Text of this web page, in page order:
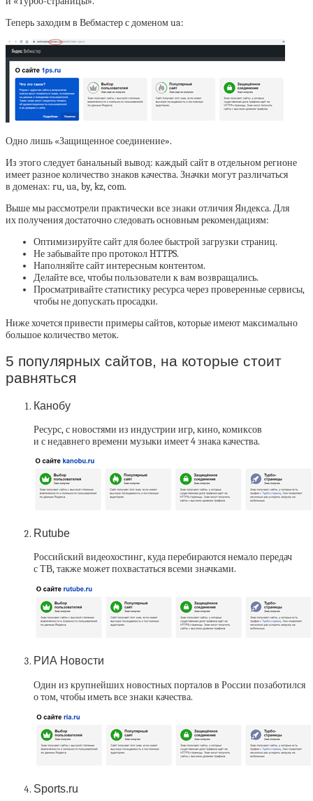
Теперь заходим в Вебмастер с доменом ua:
Одно лишь «Защищенное соединение».
Из этого следует банальный вывод: каждый сайт в отдельном регионе
имеет разное количество знаков качества. Значки могут различаться
в доменах: ru, ua, by, kz, com.
Выше мы рассмотрели практически все знаки отличия Яндекса. Для
их получения достаточно следовать основным рекомендациям:
Оптимизируйте сайт для более быстрой загрузки страниц.
Не забывайте про протокол HTTPS.
Наполняйте сайт интересным контентом.
Делайте все, чтобы пользователи к вам возвращались.
Просматривайте статистику ресурса через проверенные сервисы,
чтобы не допускать просадки.
Ниже хочется привести примеры сайтов, которые имеют максимально
большое количество меток.
5 популярных сайтов, на которые стоит
равняться
Канобу
Ресурс, с новостями из индустрии игр, кино, комиксов
и с недавнего времени музыки имеет 4 знака качества.
Rutube
Российский видеохостинг, куда перебираются немало передач
с ТВ, также может похвастаться всеми значками.
РИА Новости
Один из крупнейших новостных порталов в России позаботился
о том, чтобы иметь все знаки качества.
Sports.ru